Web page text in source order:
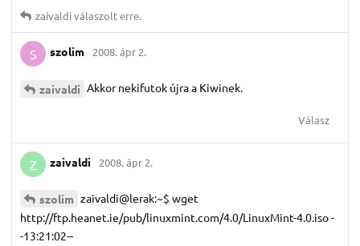
zaivaldiválaszolt erre.
S szolim 2008. ápr 2.
zaivaldi Akkor nekifutok újra a Kiwinek.
Válasz
Z zaivaldi 2008. ápr 2.
szolim zaivaldi@lerak:~$ wget
http://ftp.heanet.ie/pub/linuxmint.com/4.0/LinuxMint-4.0.iso -
-13:21:02--